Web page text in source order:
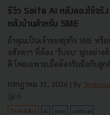
รีวิว Saifa AI หลังลองใช้จริง
หลังบ้านสำหรับ SME
ถ้าคุณเป็นเจ้าของธุรกิจ SME หรื
อสังหาฯ ที่ต้อง ‘รับจบ’ ทุกอย่าง
ดี โดยเฉพาะเมื่อต้องรับมือกับลูก
กรกฎาคม 31, 2026 | By
0
Tech & Biz ai sme saifa-ai